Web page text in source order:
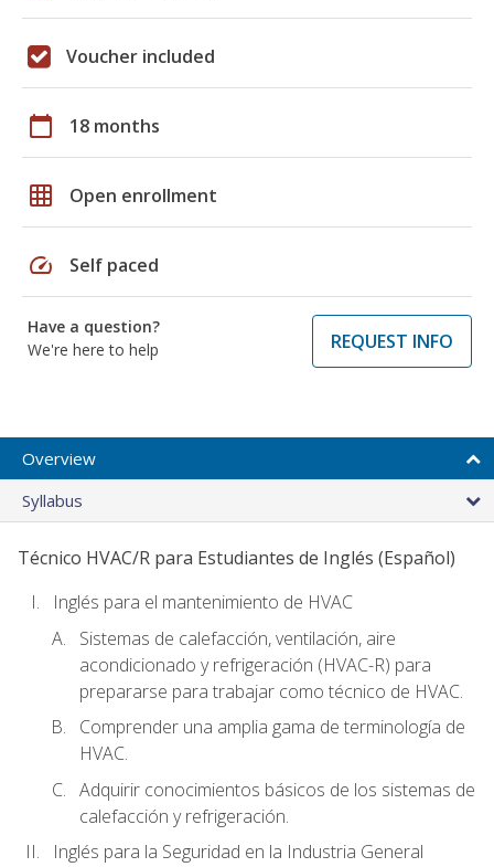
Voucher included
calendar_today 18 months
grid_on Open enrollment
speed Self paced
Have a question?
We're here to help
REQUEST INFO
Overview
Syllabus
Técnico HVAC/R para Estudiantes de Inglés (Español)
Inglés para el mantenimiento de HVAC
Sistemas de calefacción, ventilación, aire
acondicionado y refrigeración (HVAC-R) para
prepararse para trabajar como técnico de HVAC.
Comprender una amplia gama de terminología de
HVAC.
Adquirir conocimientos básicos de los sistemas de
calefacción y refrigeración.
Inglés para la Seguridad en la Industria General